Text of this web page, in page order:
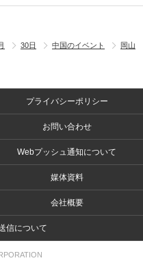
30日 中国のイベント
岡山
プライバシーポリシー
お問い合わせ
Webプッシュ通知について
媒体資料
会社概要
信について